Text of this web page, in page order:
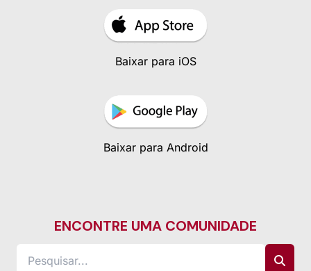
Baixar para iOS
Baixar para Android
ENCONTRE UMA COMUNIDADE